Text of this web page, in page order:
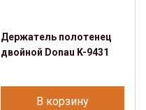
Держатель полотенец
двойной Donau K-9431
В корзину